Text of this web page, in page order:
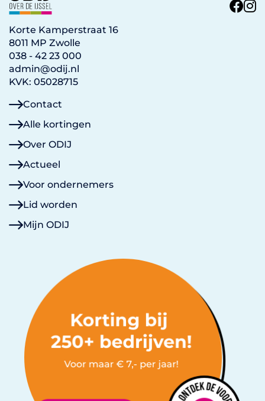
Korte Kamperstraat 16
8011 MP Zwolle
038 - 42 23 000
admin@odij.nl
KVK: 05028715
Contact
Alle kortingen
Over ODIJ
Actueel
Voor ondernemers
Lid worden
Mijn ODIJ